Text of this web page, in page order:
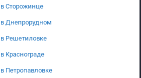
Сторожинце
Днепрорудном
Решетиловке
Краснограде
Петропавловке